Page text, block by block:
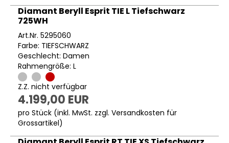
Diamant Beryll Esprit TIE L Tiefschwarz
725WH
Art.Nr. 5295060
Farbe: TIEFSCHWARZ
Geschlecht: Damen
Rahmengröße: L
Z.Z. nicht verfügbar
4.199,00 EUR
pro Stück (inkl. MwSt. zzgl. Versandkosten für
Grossartikel)